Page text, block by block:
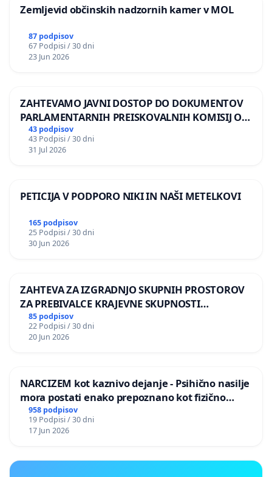
Zemljevid občinskih nadzornih kamer v MOL
87 podpisov
67 Podpisi / 30 dni
23 Jun 2026
ZAHTEVAMO JAVNI DOSTOP DO DOKUMENTOV
PARLAMENTARNIH PREISKOVALNIH KOMISIJ O
ILEGALNI TRGOVINI Z OROŽJEM
43 podpisov
43 Podpisi / 30 dni
31 Jul 2026
PETICIJA V PODPORO NIKI IN NAŠI METELKOVI
165 podpisov
25 Podpisi / 30 dni
30 Jun 2026
ZAHTEVA ZA IZGRADNJO SKUPNIH PROSTOROV
ZA PREBIVALCE KRAJEVNE SKUPNOSTI
PRESTRANEK
85 podpisov
22 Podpisi / 30 dni
20 Jun 2026
NARCIZEM kot kaznivo dejanje - Psihično nasilje
mora postati enako prepoznano kot fizično
nasilje
958 podpisov
19 Podpisi / 30 dni
17 Jun 2026